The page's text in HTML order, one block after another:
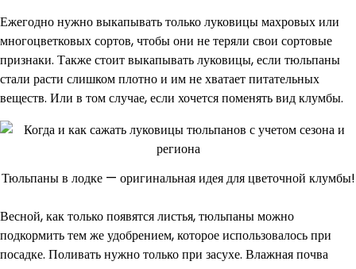
Ежегодно нужно выкапывать только луковицы махровых или
многоцветковых сортов, чтобы они не теряли свои сортовые
признаки. Также стоит выкапывать луковицы, если тюльпаны
стали расти слишком плотно и им не хватает питательных
веществ. Или в том случае, если хочется поменять вид клумбы.
Тюльпаны в лодке — оригинальная идея для цветочной клумбы!
Весной, как только появятся листья, тюльпаны можно
подкормить тем же удобрением, которое использовалось при
посадке. Поливать нужно только при засухе. Влажная почва